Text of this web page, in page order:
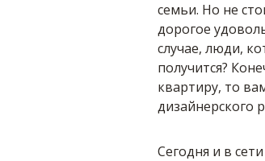
семьи. Но не
дорогое
случае, люди,
получится?
квартиру, то
дизайнерского
Сегодня и в